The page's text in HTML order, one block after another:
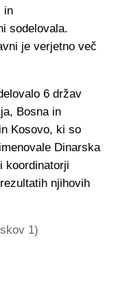
in
sodelovala.
je verjetno več
6 držav
Bosna in
Kosovo, ki so
Dinarska
koordinatorji
njihovih
1)